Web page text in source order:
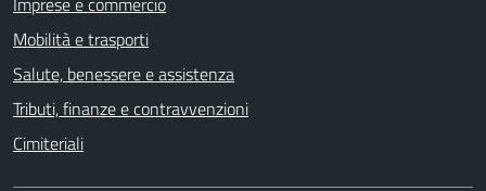
Mobilità e trasporti
Salute, benessere e assistenza
Tributi, finanze e contravvenzioni
Cimiteriali